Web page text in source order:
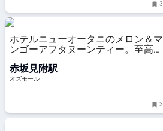
3
ホテルニューオータニのメロン＆マ
ンゴーアフタヌーンティー。至高の
OZmall
赤坂見附駅
オズモール
3